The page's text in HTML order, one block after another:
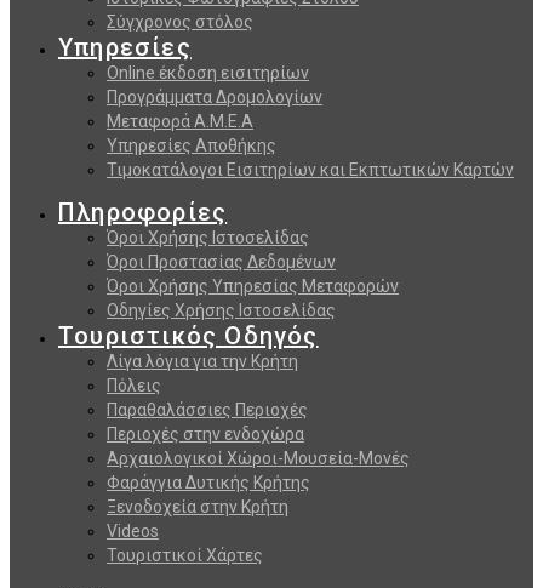
Σύγχρονος στόλος
Υπηρεσίες
Online έκδοση εισιτηρίων
Προγράμματα Δρομολογίων
Μεταφορά Α.Μ.Ε.Α
Υπηρεσίες Αποθήκης
Τιμοκατάλογοι Εισιτηρίων και Εκπτωτικών Καρτών
Πληροφορίες
Όροι Χρήσης Ιστοσελίδας
Όροι Προστασίας Δεδομένων
Όροι Χρήσης Υπηρεσίας Μεταφορών
Οδηγίες Χρήσης Ιστοσελίδας
Τουριστικός Οδηγός
Λίγα λόγια για την Κρήτη
Πόλεις
Παραθαλάσσιες Περιοχές
Περιοχές στην ενδοχώρα
Αρχαιολογικοί Χώροι-Μουσεία-Μονές
Φαράγγια Δυτικής Κρήτης
Ξενοδοχεία στην Κρήτη
Videos
Τουριστικοί Χάρτες